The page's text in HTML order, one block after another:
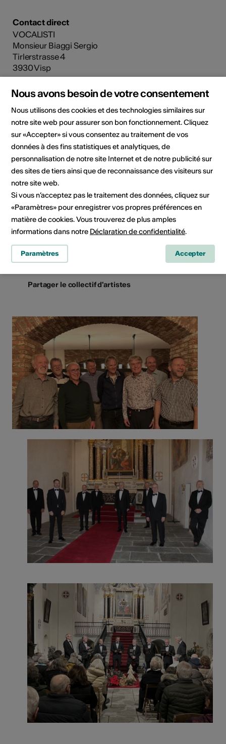
Contact direct
VOCALISTI
Monsieur Biaggi Sergio
Tirlerstrasse 4
3930 Visp
E-Mail
Site Internet
Contact pour le booking
Sergio Biaggi
Tirlerstrasse 4
3930 Visp
Téléphone +49 (0)79 405 31 62
E-Mail
Site Internet
Partager le collectif d'artistes
Nous avons besoin de votre consentement
Nous utilisons des cookies et des technologies similaires sur
notre site web pour assurer son bon fonctionnement. Cliquez
sur «Accepter» si vous consentez au traitement de vos
données à des fins statistiques et analytiques, de
personnalisation de notre site Internet et de notre publicité sur
des sites de tiers ainsi que de reconnaissance des visiteurs sur
notre site web.
Si vous n’acceptez pas le traitement des données, cliquez sur
«Paramètres» pour enregistrer vos propres préférences en
matière de cookies. Vous trouverez de plus amples
informations dans notre Déclaration de confidentialité.
Paramètres Accepter